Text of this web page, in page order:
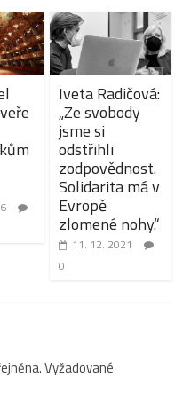
Iveta Radičová:
„Ze svobody
jsme si
odstřihli
zodpovědnost.
Solidarita má v
Evropě
zlomené nohy.“
11. 12. 2021
0
Vyžadované